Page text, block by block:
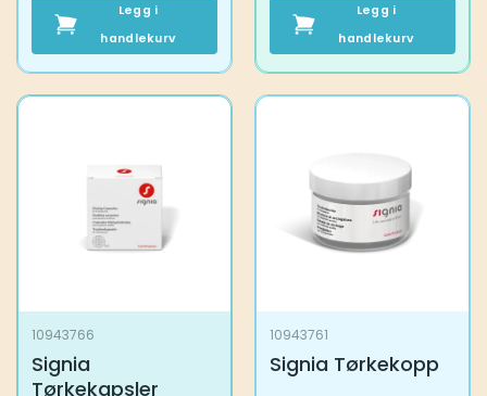
Legg i
handlekurv
Legg i
handlekurv
10943766
Signia
Tørkekapsler
10943761
Signia Tørkekopp